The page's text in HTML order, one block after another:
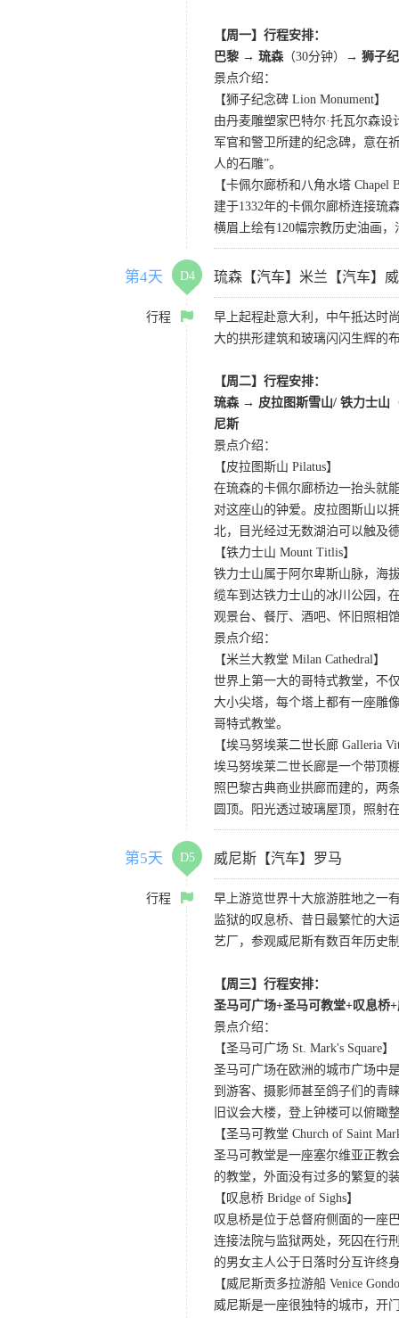
【周一】行程安排：
巴黎 → 琉森 （30分钟）→ 狮子
景点介绍：
【狮子纪念碑 Lion Monument】
由丹麦雕塑家巴特尔·托瓦尔森
军官和警卫所建的纪念碑，意在
人的石雕”。
【卡佩尔廊桥和八角水塔 Chapel
建于1332年的卡佩尔廊桥连接琉
横眉上绘有120幅宗教历史油画
第4天 D4 琉森【汽车】米兰【汽车】
行程
早上起程赴意大利，中午抵达时
大的拱形建筑和玻璃闪闪生辉的
【周二】行程安排：
琉森 → 皮拉图斯雪山/ 铁力士山
尼斯
景点介绍：
【皮拉图斯山 Pilatus】
在琉森的卡佩尔廊桥边一抬头就
对这座山的钟爱。皮拉图斯山以
北，目光经过无数湖泊可以触及
【铁力士山 Mount Titlis】
铁力士山属于阿尔卑斯山脉，海
缆车到达铁力士山的冰川公园，
观景台、餐厅、酒吧、怀旧照相
景点介绍：
【米兰大教堂 Milan Cathedral】
世界上第一大的哥特式教堂，不
大小尖塔，每个塔上都有一座雕
哥特式教堂。
【埃马努埃莱二世长廊 Galleria
埃马努埃莱二世长廊是一个带顶
照巴黎古典商业拱廊而建的，两
圆顶。阳光透过玻璃屋顶，照射
第5天 D5 威尼斯【汽车】罗马
行程
早上游览世界十大旅游胜地之一
监狱的叹息桥、昔日最繁忙的大
艺厂，参观威尼斯有数百年历史
【周三】行程安排：
圣马可广场+圣马可教堂+叹息桥
景点介绍：
【圣马可广场 St. Mark's Square】
圣马可广场在欧洲的城市广场中
到游客、摄影师甚至鸽子们的青
旧议会大楼，登上钟楼可以俯瞰
【圣马可教堂 Church of Saint
圣马可教堂是一座塞尔维亚正教
的教堂，外面没有过多的繁复的
【叹息桥 Bridge of Sighs】
叹息桥是位于总督府侧面的一座
连接法院与监狱两处，死囚在行
的男女主人公于日落时分互许终
【威尼斯贡多拉游船 Venice
威尼斯是一座很独特的城市，开